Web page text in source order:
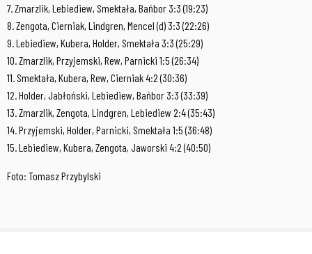
7. Zmarzlik, Lebiediew, Smektała, Bańbor 3:3 (19:23)
8. Zengota, Cierniak, Lindgren, Mencel (d) 3:3 (22:26)
9. Lebiediew, Kubera, Holder, Smektała 3:3 (25:29)
10. Zmarzlik, Przyjemski, Rew, Parnicki 1:5 (26:34)
11. Smektała, Kubera, Rew, Cierniak 4:2 (30:36)
12. Holder, Jabłoński, Lebiediew, Bańbor 3:3 (33:39)
13. Zmarzlik, Zengota, Lindgren, Lebiediew 2:4 (35:43)
14. Przyjemski, Holder, Parnicki, Smektała 1:5 (36:48)
15. Lebiediew, Kubera, Zengota, Jaworski 4:2 (40:50)
Foto: Tomasz Przybylski